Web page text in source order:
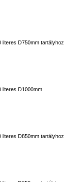
D750mm tartályhoz
literes D1000mm
D850mm tartályhoz